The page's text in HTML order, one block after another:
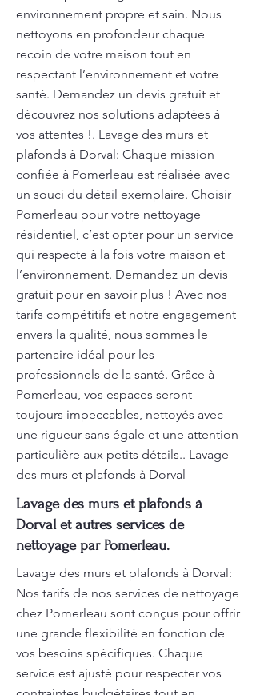
environnement propre et sain. Nous
nettoyons en profondeur chaque
recoin de votre maison tout en
respectant l’environnement et votre
santé. Demandez un devis gratuit et
découvrez nos solutions adaptées à
vos attentes !. Lavage des murs et
plafonds à Dorval: Chaque mission
confiée à Pomerleau est réalisée avec
un souci du détail exemplaire. Choisir
Pomerleau pour votre nettoyage
résidentiel, c’est opter pour un service
qui respecte à la fois votre maison et
l’environnement. Demandez un devis
gratuit pour en savoir plus ! Avec nos
tarifs compétitifs et notre engagement
envers la qualité, nous sommes le
partenaire idéal pour les
professionnels de la santé. Grâce à
Pomerleau, vos espaces seront
toujours impeccables, nettoyés avec
une rigueur sans égale et une attention
particulière aux petits détails.. Lavage
des murs et plafonds à Dorval
Lavage des murs et plafonds à
Dorval et autres services de
nettoyage par Pomerleau.
Lavage des murs et plafonds à Dorval:
Nos tarifs de nos services de nettoyage
chez Pomerleau sont conçus pour offrir
une grande flexibilité en fonction de
vos besoins spécifiques. Chaque
service est ajusté pour respecter vos